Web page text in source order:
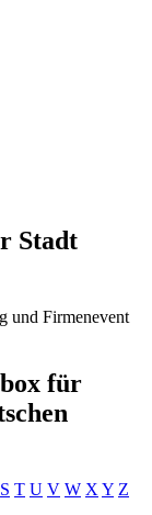
Stadt
für
S T U V W X Y Z